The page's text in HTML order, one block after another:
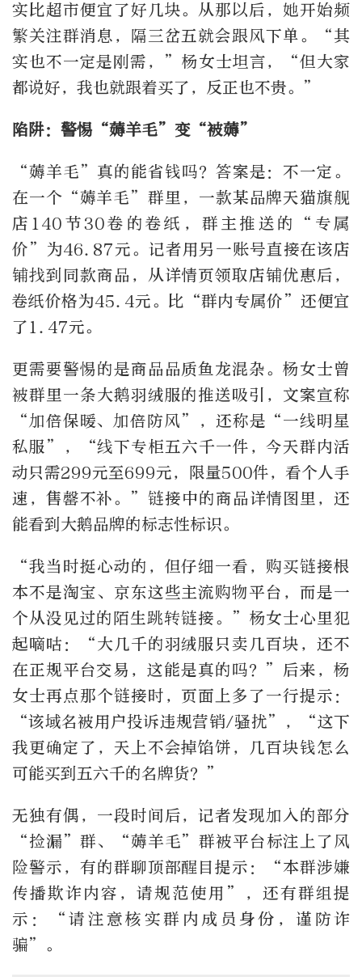
实比超市便宜了好几块。从那以后，她开始频
繁关注群消息，隔三岔五就会跟风下单。
“其
实也不一定是刚需， ” 杨女士坦言， “但大家
都说好，我也就跟着买了，反正也不贵。 ”
陷阱：警惕 “薅羊毛” 变 “被薅”
“薅羊毛” 真的能省钱吗？答案是：不一定。
在一个“薅羊毛”群里，一款某品牌天猫旗舰
店 140 节30卷的卷纸，群主推送的 “ 专属
价” 为46.87元。记者用另一账号直接在该店
铺找到同款商品，从详情页领取店铺优惠后，
卷纸价格为45.4元。比 “群内专属价” 还便宜
了 1.47元。
更需要警惕的是商品品质鱼龙混杂。杨女士曾
被群里一条大鹅羽绒服的推送吸引，文案宣称
“加倍保暖、加倍防风” ，还称是 “一线明星
私服” ， “线下专柜五六千一件，今天群内活
动只需299元至699元，限量500件，看个人手
速，售罄不补。”链接中的商品详情图里，还
能看到大鹅品牌的标志性标识。
“我当时挺心动的，但仔细一看，购买链接根
本不是淘宝、京东这些主流购物平台，而是一
个从没见过的陌生跳转链接。
” 杨女士心里犯
起嘀咕：“大几千的羽绒服只卖几百块，还不
在正规平台交易，这能是真的吗？ ”
后来，杨
女士再点那个链接时，页面上多了一行提示：
“该域名被用户投诉违规营销/骚扰” ， “这下
我更确定了，天上不会掉馅饼，几百块钱怎么
可能买到五六千的名牌货？ ”
无独有偶，一段时间后，记者发现加入的部分
“捡漏”群、“薅羊毛”群被平台标注上了风
险警示，有的群聊顶部醒目提示：
“本群涉嫌
传播欺诈内容，请规范使用 ”
，还有群组提
示：
“ 请注意核实群内成员身份，谨防诈
骗” 。